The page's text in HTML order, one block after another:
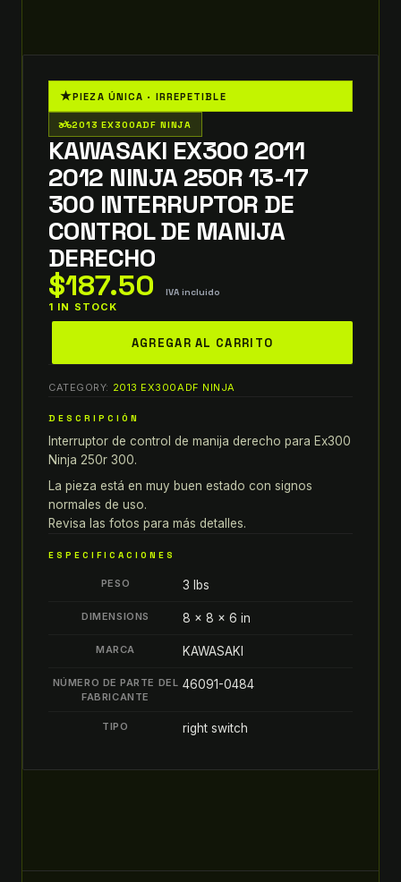
★PIEZA ÚNICA · IRREPETIBLE
two_wheeler2013 EX300ADF NINJA
KAWASAKI EX300 2011
2012 NINJA 250R 13-17
300 INTERRUPTOR DE
CONTROL DE MANIJA
DERECHO
$187.50 IVA incluido
1 IN STOCK
2012
ninja
250r
13-
17
300
INTERRUPTOR
MANIJA
quantity
AGREGAR AL CARRITO
CATEGORY: 2013 EX300ADF NINJA
DESCRIPCIÓN
Interruptor de control de manija derecho para Ex300
Ninja 250r 300.
La pieza está en muy buen estado con signos
normales de uso.
Revisa las fotos para más detalles.
ESPECIFICACIONES
PESO 3 lbs
DIMENSIONS 8 × 8 × 6 in
MARCA KAWASAKI
NÚMERO DE PARTE DEL
FABRICANTE
46091-0484
TIPO right switch